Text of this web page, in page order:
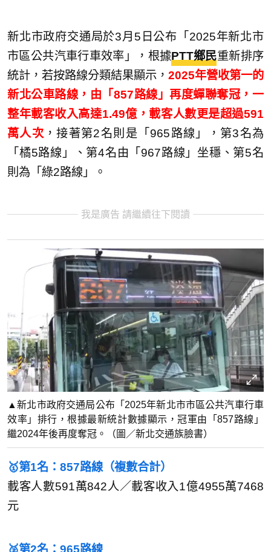
新北市政府交通局於3月5日公布「2025年新北市
市區公共汽車行車效率」，根據PTT鄉民重新排序
統計，若按路線分類結果顯示， 2025年營收第一的
新北公車路線，由「857路線」再度蟬聯奪冠，一
整年載客收入高達1.49億，載客人數更是超過591
萬人次 ，接著第2名則是「965路線」，第3名為
「橘5路線」、第4名由「967路線」坐穩、第5名
則為「綠2路線」。
我是廣告 請繼續往下閱讀
▲新北市政府交通局公布「2025年新北市市區公共汽車行車
效率」排行，根據最新統計數據顯示，冠軍由「857路線」
繼2024年後再度奪冠。（圖／新北交通族臉書）
🥇第1名：857路線（複數合計）
載客人數591萬842人／載客收入1億4955萬7468
元